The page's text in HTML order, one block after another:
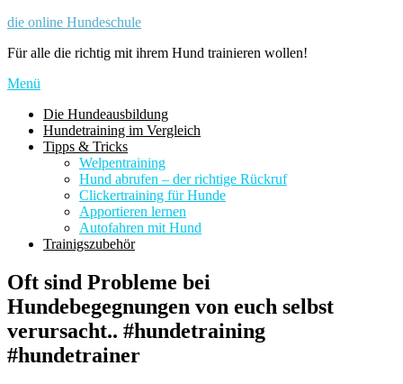
Zum
springen
die online Hundeschule
Für alle die richtig mit ihrem Hund trainieren wollen!
Menü
Die Hundeausbildung
Hundetraining im Vergleich
Tipps & Tricks
Welpentraining
Hund abrufen – der richtige Rückruf
Clickertraining für Hunde
Apportieren lernen
Autofahren mit Hund
Trainigszubehör
Oft sind Probleme bei
Hundebegegnungen von euch selbst
verursacht.. #hundetraining
#hundetrainer